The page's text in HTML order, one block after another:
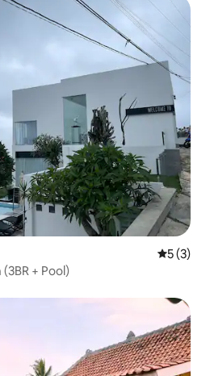
5 av 5 i
5 (3)
+ Pool)